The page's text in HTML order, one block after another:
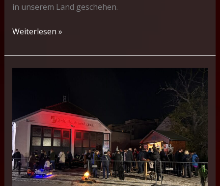
in unserem Land geschehen.
Totengedenken
Weiterlesen »